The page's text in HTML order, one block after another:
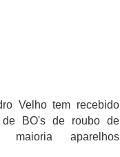
Velho tem recebido
de BO's de roubo de
aparelhos